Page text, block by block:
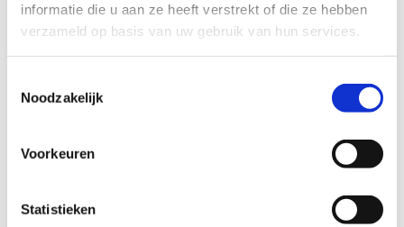
informatie die u aan ze heeft verstrekt of die ze hebben
verzameld op basis van uw gebruik van hun services.
Noodzakelijk
Voorkeuren
Statistieken
Contactgegevens
Autobedrijf Lorist
T: +31206237669